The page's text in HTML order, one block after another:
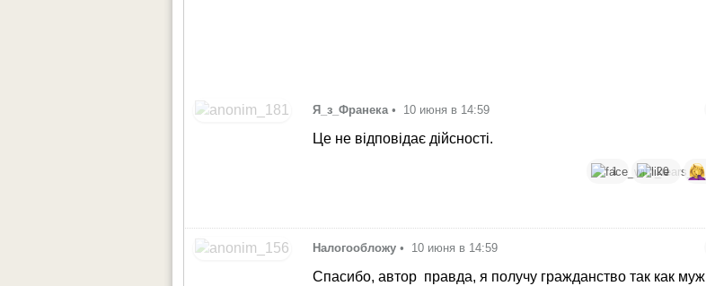
Я_з_Франека • 10 июня в 14:59
Це не відповідає дійсності.
1 20
Налогообложу • 10 июня в 14:59
Спасибо, автор правда, я получу гражданство так как муж